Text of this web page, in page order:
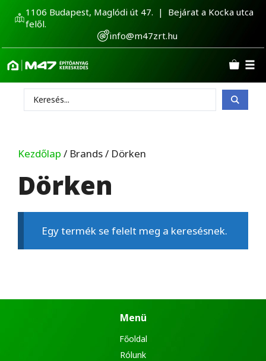
Kilépés1106 Budapest, Maglódi út 47. | Bejárat a Kocka utca
felől.
info@m47zrt.hu
Search
...
Kezdőlap / Brands / Dörken
Dörken
Egy termék se felelt meg a keresésnek.
Menü
Főoldal
Rólunk